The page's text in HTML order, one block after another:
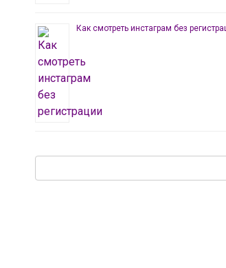
Как смотреть инстаграм без